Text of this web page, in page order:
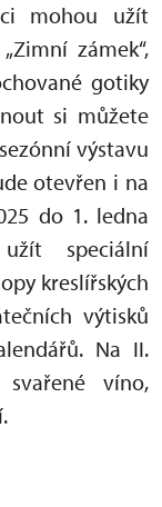
mohou užít
zámek“,
gotiky
si můžete
výstavu
otevřen i na
do 1. ledna
speciální
kreslířských
výtisků
Na II.
víno,